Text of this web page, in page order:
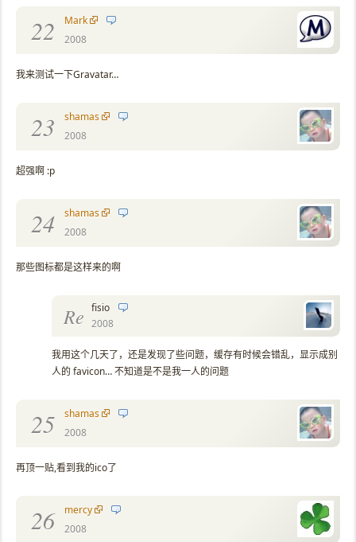
22
Mark
2008
我来测试一下Gravatar…
23
shamas
2008
超强啊 :p
24
shamas
2008
那些图标都是这样来的啊
Re fisio
2008
我用这个几天了，还是发现了些问题，缓存有时候会错乱，显示成别
人的 favicon… 不知道是不是我一人的问题
25
shamas
2008
再顶一贴,看到我的ico了
26
mercy
2008